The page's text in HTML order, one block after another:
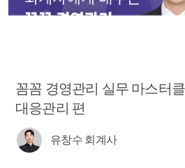
꼼꼼 경영관리 실무 마스터클
대응관리 편
유창수 회계사